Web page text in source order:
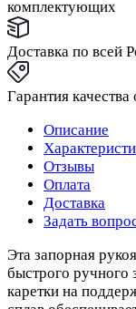
комплектующих
Доставка по всей
Гарантия
Описание
Отзывы
Оплата
Доставка
Задать
Эта запорная
быстрого ручного
каретки на